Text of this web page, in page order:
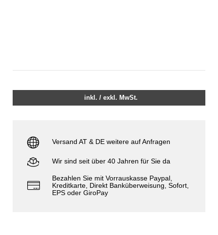
inkl. / exkl. MwSt.
Versand AT & DE weitere auf Anfragen
Wir sind seit über 40 Jahren für Sie da
Bezahlen Sie mit Vorrauskasse Paypal,
Kreditkarte, Direkt Banküberweisung, Sofort,
EPS oder GiroPay